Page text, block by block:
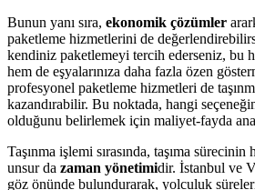
Bunun yanı sıra, ekonomik çözümler
paketleme hizmetlerini de
kendiniz paketlemeyi tercih ederseniz, bu
hem de eşyalarınıza daha fazla özen
profesyonel paketleme hizmetleri de
kazandırabilir. Bu noktada, hangi
olduğunu belirlemek için maliyet-fayda
Taşınma işlemi sırasında, taşıma sürecinin
unsur da zaman yönetimidir. İstanbul ve
göz önünde bulundurarak, yolculuk